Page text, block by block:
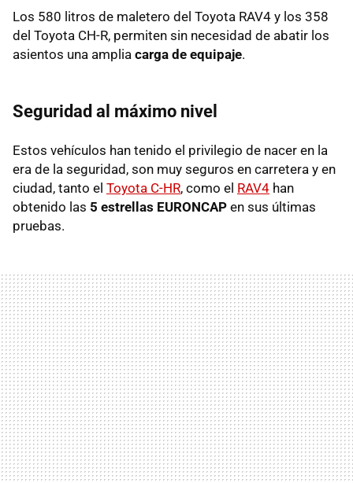
Los 580 litros de maletero del Toyota RAV4 y los 358
del Toyota CH-R, permiten sin necesidad de abatir los
asientos una amplia carga de equipaje.
Seguridad al máximo nivel
Estos vehículos han tenido el privilegio de nacer en la
era de la seguridad, son muy seguros en carretera y en
ciudad, tanto el Toyota C-HR, como el RAV4 han
obtenido las 5 estrellas EURONCAP en sus últimas
pruebas.